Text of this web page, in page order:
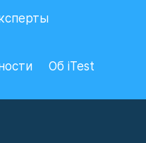
Об iTest